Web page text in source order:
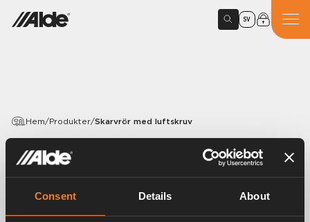
Consent Details About
SV
Hem/Produkter/Skarvrör med luftskruv
PRODUKTER
Skarvrör med luftskruv
Artikelnummer:1900125